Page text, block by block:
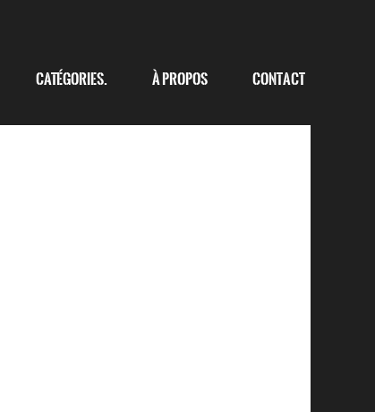
Catégories. à propos Contact